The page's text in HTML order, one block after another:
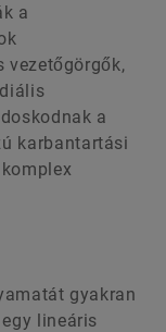
a
vezetőgörgők,
a
karbantartási
gyakran
lineáris